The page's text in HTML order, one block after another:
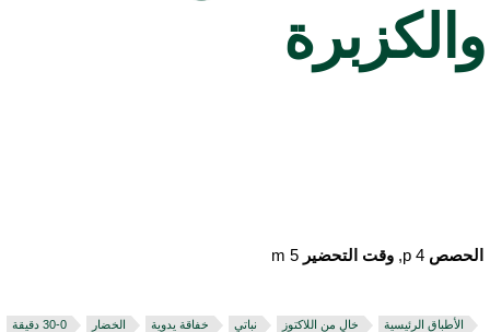
4 p, وقت التحضير 5 m
الخضار خفاقة يدوية نباتي خالٍ من اللاكتوز
الأطباق الرئيسية